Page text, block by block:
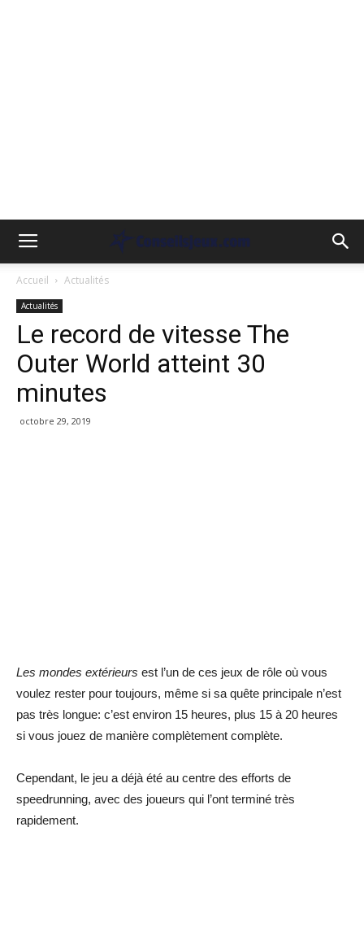
Accueil Actualités
Actualités
Le record de vitesse The
Outer World atteint 30
minutes
octobre 29, 2019
Les mondes extérieurs est l’un de ces jeux de rôle où vous
voulez rester pour toujours, même si sa quête principale n’est
pas très longue: c’est environ 15 heures, plus 15 à 20 heures
si vous jouez de manière complètement complète.
Cependant, le jeu a déjà été au centre des efforts de
speedrunning, avec des joueurs qui l’ont terminé très
rapidement.